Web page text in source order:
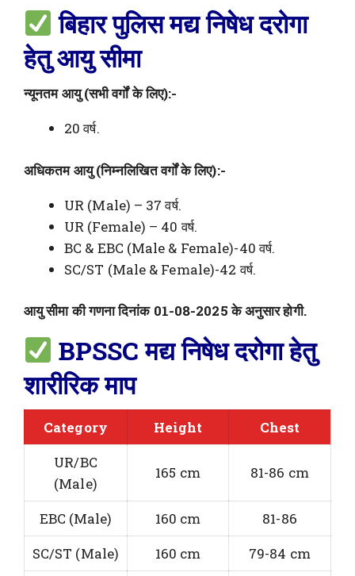
बिहार पुलिस मद्य निषेध दरोगा
हेतुआयु सीमा
न्यूनतम आयु (सभी वर्गों के लिए):-
20 वर्ष.
अधिकतम आयु (निम्नलिखित वर्गों के लिए):-
UR (Male) – 37 वर्ष.
UR (Female) – 40 वर्ष.
BC & EBC (Male & Female)-40 वर्ष.
SC/ST (Male & Female)-42 वर्ष.
आयु सीमा की गणना दिनांक 01-08-2025 के अनुसार होगी.
BPSSCमद्य निषेध दरोगा हेतु
शारीरिक माप
Category Height
Chest
UR/BC
(Male)
165 cm 81-86 cm
EBC (Male) 160 cm
81-86
SC/ST (Male)
160 cm
79-84 cm